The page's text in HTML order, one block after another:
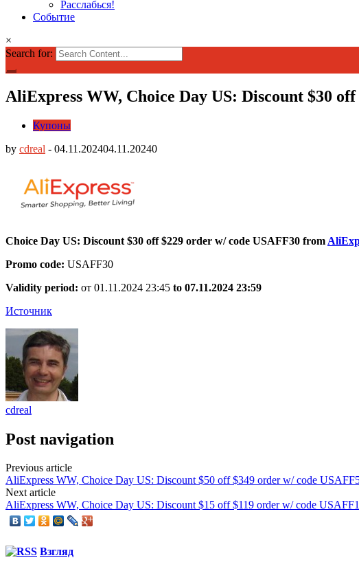
Расслабься!
Событие
×
Search for:
AliExpress WW, Choice Day US: Discount $30
Купоны
by cdreal - 04.11.202404.11.20240
Choice Day US: Discount $30 off $229 order w/ code USAFF30 from
Promo code: USAFF30
Validity period: от 01.11.2024 23:45 to 07.11.2024 23:59
Источник
cdreal
Post navigation
Previous article
AliExpress WW, Choice Day US: Discount $50 off $349 order w/ code
Next article
AliExpress WW, Choice Day US: Discount $15 off $119 order w/ code
Взгляд